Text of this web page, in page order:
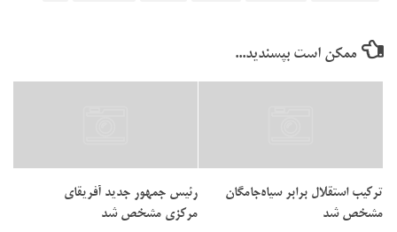
ممکن است بپسندید...
ترکیب استقلال برابر سیاه‌جامگان
مشخص شد
رئیس جمهور جدید آفریقای
مرکزی مشخص شد